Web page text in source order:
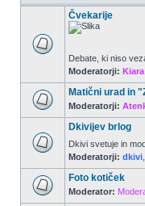
Čvekarije
Debate, ki niso
Moderatorji: Kiara
Matični urad in
Moderatorji:
Dkivijev brlog
Dkivi svetuje in
Moderatorji: dkivi
Foto kotiček
Moderator: